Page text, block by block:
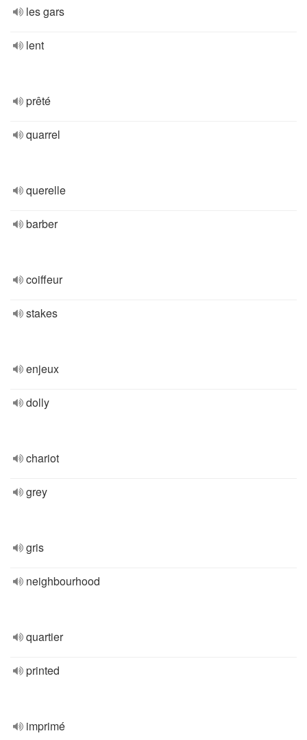
les gars
lent
prêté
quarrel
querelle
barber
coiffeur
stakes
enjeux
dolly
chariot
grey
gris
neighbourhood
quartier
printed
imprimé